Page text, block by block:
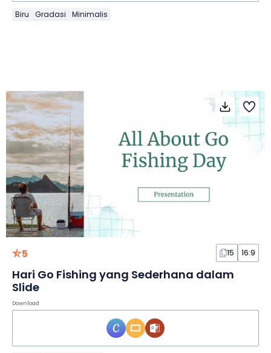
Biru Gradasi Minimalis
5 15 16:9
Hari Go Fishing yang Sederhana dalam
Slide
Download